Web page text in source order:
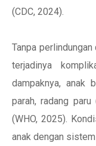
(CDC, 2024).
Tanpa perlindungan
terjadinya
dampaknya, anak
parah, radang paru
(WHO, 2025).
anak dengan